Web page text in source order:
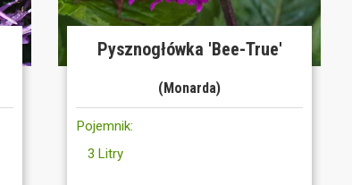
Pysznogłówka 'Bee-True'
(Monarda)
Pojemnik:
3 Litry